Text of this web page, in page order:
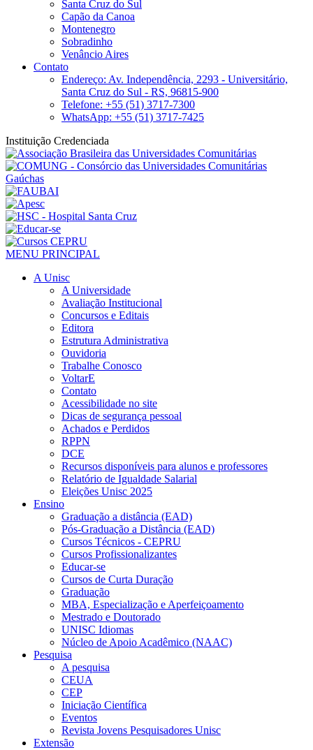
Santa Cruz do Sul
Capão da Canoa
Montenegro
Sobradinho
Venâncio Aires
Contato
Endereço: Av. Independência, 2293 - Universitário,
Santa Cruz do Sul - RS, 96815-900
Telefone: +55 (51) 3717-7300
WhatsApp: +55 (51) 3717-7425
Instituição Credenciada
MENU PRINCIPAL
A Unisc
A Universidade
Avaliação Institucional
Concursos e Editais
Editora
Estrutura Administrativa
Ouvidoria
Trabalhe Conosco
VoltarE
Contato
Acessibilidade no site
Dicas de segurança pessoal
Achados e Perdidos
RPPN
DCE
Recursos disponíveis para alunos e professores
Relatório de Igualdade Salarial
Eleições Unisc 2025
Ensino
Graduação a distância (EAD)
Pós-Graduação a Distância (EAD)
Cursos Técnicos - CEPRU
Cursos Profissionalizantes
Educar-se
Cursos de Curta Duração
Graduação
MBA, Especialização e Aperfeiçoamento
Mestrado e Doutorado
UNISC Idiomas
Núcleo de Apoio Acadêmico (NAAC)
Pesquisa
A pesquisa
CEUA
CEP
Iniciação Científica
Eventos
Revista Jovens Pesquisadores Unisc
Extensão